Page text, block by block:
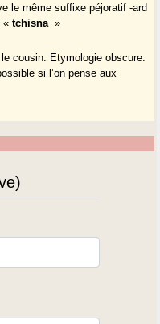
le même suffixe péjoratif -ard
«tchisna »
cousin. Etymologie obscure.
si l’on pense aux